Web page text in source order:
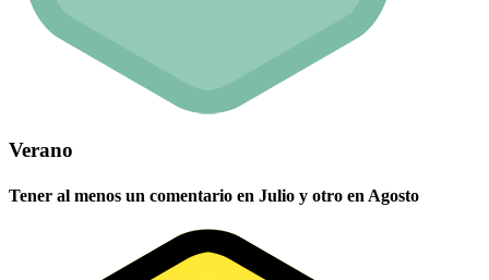
Verano
Tener al menos un comentario en Julio y otro en Agosto